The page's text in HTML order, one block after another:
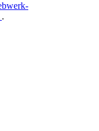
.